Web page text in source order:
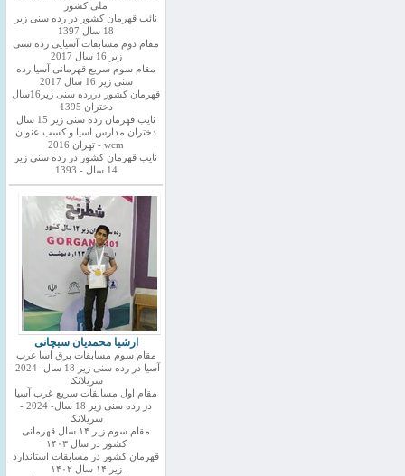
ملی کشور
نائب قهرمان کشور در رده سنی زیر
18 سال 1397
مقام دوم مسابقات آسیایی رده سنی
زیر 16 سال 2017
مقام سوم سریع قهرمانی آسیا رده
سنی زیر 16 سال 2017
قهرمان کشور دررده سنی زیر16سال
دختران 1395
نایب قهرمان رده سنی زیر 15 سال
دختران مدارس اسیا و کسب عنوان
wcm - تهران 2016
نایب قهرمان کشور در رده سنی زیر
14 سال - 1393
ارشیا محمدیان سبچانی
مقام سوم مسابقات برق آسا غرب
آسیا در رده سنی زیر 18 سال- 2024-
سریلانکا
مقام اول مسابقات سریع غرب آسیا
در رده سنی زیر 18 سال- 2024 -
سریلانکا
مقام سوم زیر ۱۴ سال قهرمانی
کشور در سال ۱۴۰۳
قهرمان کشور در مسابقات استاندارد
زیر ۱۴ سال ۱۴۰۲